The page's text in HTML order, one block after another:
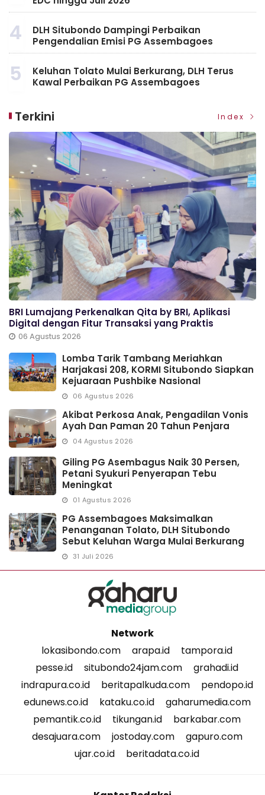
4
DLH Situbondo Dampingi Perbaikan
Pengendalian Emisi PG Assembagoes
5
Keluhan Tolato Mulai Berkurang, DLH Terus
Kawal Perbaikan PG Assembagoes
Terkini Index
BRI Lumajang Perkenalkan Qita by BRI, Aplikasi
Digital dengan Fitur Transaksi yang Praktis
06 Agustus 2026
Lomba Tarik Tambang Meriahkan
Harjakasi 208, KORMI Situbondo Siapkan
Kejuaraan Pushbike Nasional
06 Agustus 2026
Akibat Perkosa Anak, Pengadilan Vonis
Ayah Dan Paman 20 Tahun Penjara
04 Agustus 2026
Giling PG Asembagus Naik 30 Persen,
Petani Syukuri Penyerapan Tebu
Meningkat
01 Agustus 2026
PG Assembagoes Maksimalkan
Penanganan Tolato, DLH Situbondo
Sebut Keluhan Warga Mulai Berkurang
31 Juli 2026
Network
lokasibondo.com
arapa.id
tampora.id
pesse.id
situbondo24jam.com
grahadi.id
indrapura.co.id
beritapalkuda.com
pendopo.id
edunews.co.id
kataku.co.id
gaharumedia.com
pemantik.co.id
tikungan.id
barkabar.com
desajuara.com
jostoday.com
gapuro.com
ujar.co.id
beritadata.co.id